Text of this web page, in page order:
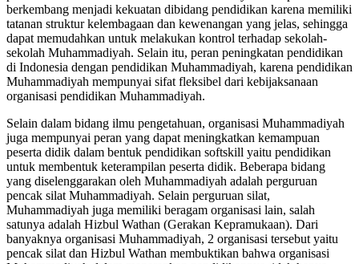
berkembang menjadi kekuatan dibidang pendidikan karena memiliki
tatanan struktur kelembagaan dan kewenangan yang jelas, sehingga
dapat memudahkan untuk melakukan kontrol terhadap sekolah-
sekolah Muhammadiyah. Selain itu, peran peningkatan pendidikan
di Indonesia dengan pendidikan Muhammadiyah, karena pendidikan
Muhammadiyah mempunyai sifat fleksibel dari kebijaksanaan
organisasi pendidikan Muhammadiyah.
Selain dalam bidang ilmu pengetahuan, organisasi Muhammadiyah
juga mempunyai peran yang dapat meningkatkan kemampuan
peserta didik dalam bentuk pendidikan softskill yaitu pendidikan
untuk membentuk keterampilan peserta didik. Beberapa bidang
yang diselenggarakan oleh Muhammadiyah adalah perguruan
pencak silat Muhammadiyah. Selain perguruan silat,
Muhammadiyah juga memiliki beragam organisasi lain, salah
satunya adalah Hizbul Wathan (Gerakan Kepramukaan). Dari
banyaknya organisasi Muhammadiyah, 2 organisasi tersebut yaitu
pencak silat dan Hizbul Wathan membuktikan bahwa organisasi